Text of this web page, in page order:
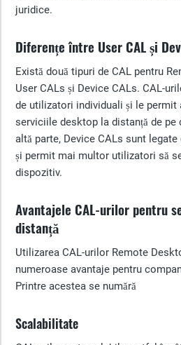
juridice.
Diferențe între User CAL și
Există două tipuri de CAL pentru
User CALs și Device CALs. CAL-
de utilizatori individuali și le permit
serviciile desktop la distanță de pe
altă parte, Device CALs sunt
și permit mai multor utilizatori să
dispozitiv.
Avantajele CAL-urilor pentru
distanță
Utilizarea CAL-urilor Remote
numeroase avantaje pentru
Printre acestea se numără
Scalabilitate